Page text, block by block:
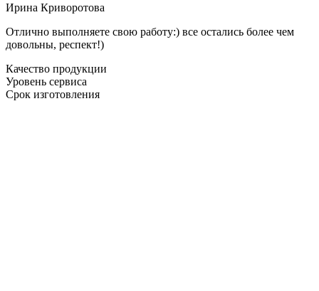
Ирина Криворотова
Отлично выполняете свою работу:) все остались более чем
довольны, респект!)
Качество продукции
Уровень сервиса
Срок изготовления